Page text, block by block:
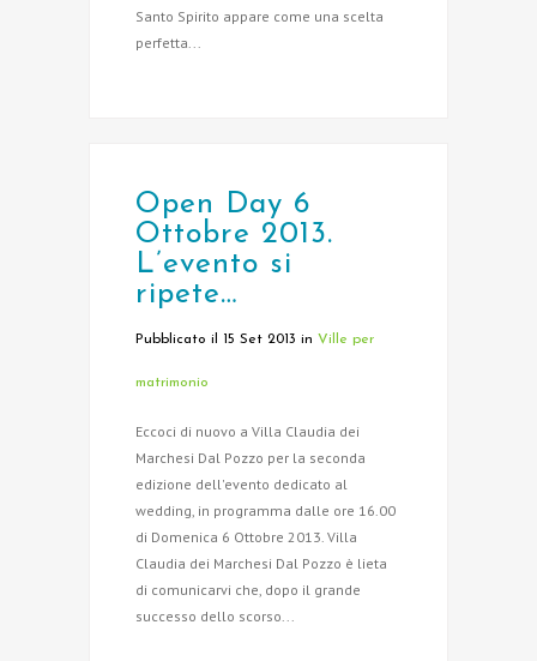
Santo Spirito appare come una scelta
perfetta...
Open Day 6
Ottobre 2013.
L’evento si
ripete…
Pubblicato il 15 Set 2013 in Ville per
matrimonio
Eccoci di nuovo a Villa Claudia dei
Marchesi Dal Pozzo per la seconda
edizione dell'evento dedicato al
wedding, in programma dalle ore 16.00
di Domenica 6 Ottobre 2013. Villa
Claudia dei Marchesi Dal Pozzo è lieta
di comunicarvi che, dopo il grande
successo dello scorso...